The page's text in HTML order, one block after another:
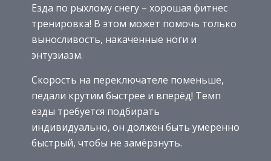
Езда по рыхлому снегу – хорошая фитнес
тренировка! В этом может помочь только
выносливость, накаченные ноги и
энтузиазм.
Скорость на переключателе поменьше,
педали крутим быстрее и вперёд! Темп
езды требуется подбирать
индивидуально, он должен быть умеренно
быстрый, чтобы не замёрзнуть.